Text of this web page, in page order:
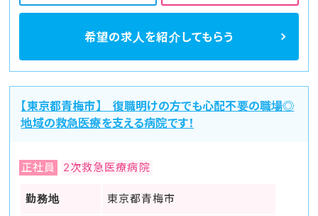
希望の求人を紹介してもらう
【東京都青梅市】 復職明けの方でも心配不要の職場◎
地域の救急医療を支える病院です！
正社員 2次救急医療病院
勤務地 東京都青梅市